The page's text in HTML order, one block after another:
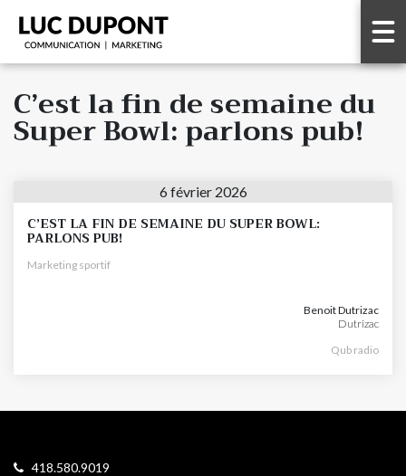
C’est la fin de semaine du
Super Bowl: parlons pub!
6 février 2026
C’EST LA FIN DE SEMAINE DU SUPER BOWL:
PARLONS PUB!
Marketing sportif
Benoit Dutrizac
Dutrizac
Qub radio
418.580.9019